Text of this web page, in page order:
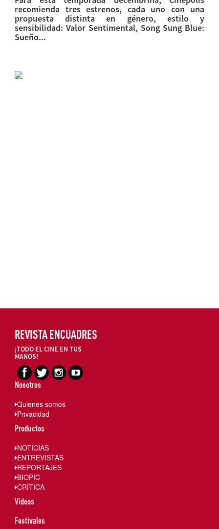
recomienda tres estrenos, cada uno con una
propuesta distinta en género, estilo y
sensibilidad: Valor Sentimental, Song Sung Blue:
Sueño...
REVISTA ENCUADRES
¡TODO EL CINE EN TUS
MANOS!
Nosotros
Quienes somos
Privacidad
Productos
NOTICIAS
ENTREVISTAS
REPORTAJES
BIOPIC
CRÍTICA
Videos
Festivales